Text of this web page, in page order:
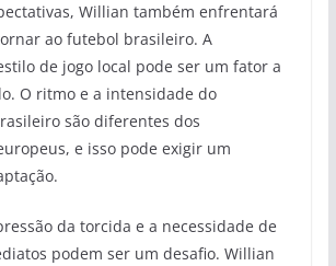
Willian também enfrentará
ao futebol brasileiro. A
de jogo local pode ser um fator a
O ritmo e a intensidade do
são diferentes dos
e isso pode exigir um
da torcida e a necessidade de
podem ser um desafio. Willian